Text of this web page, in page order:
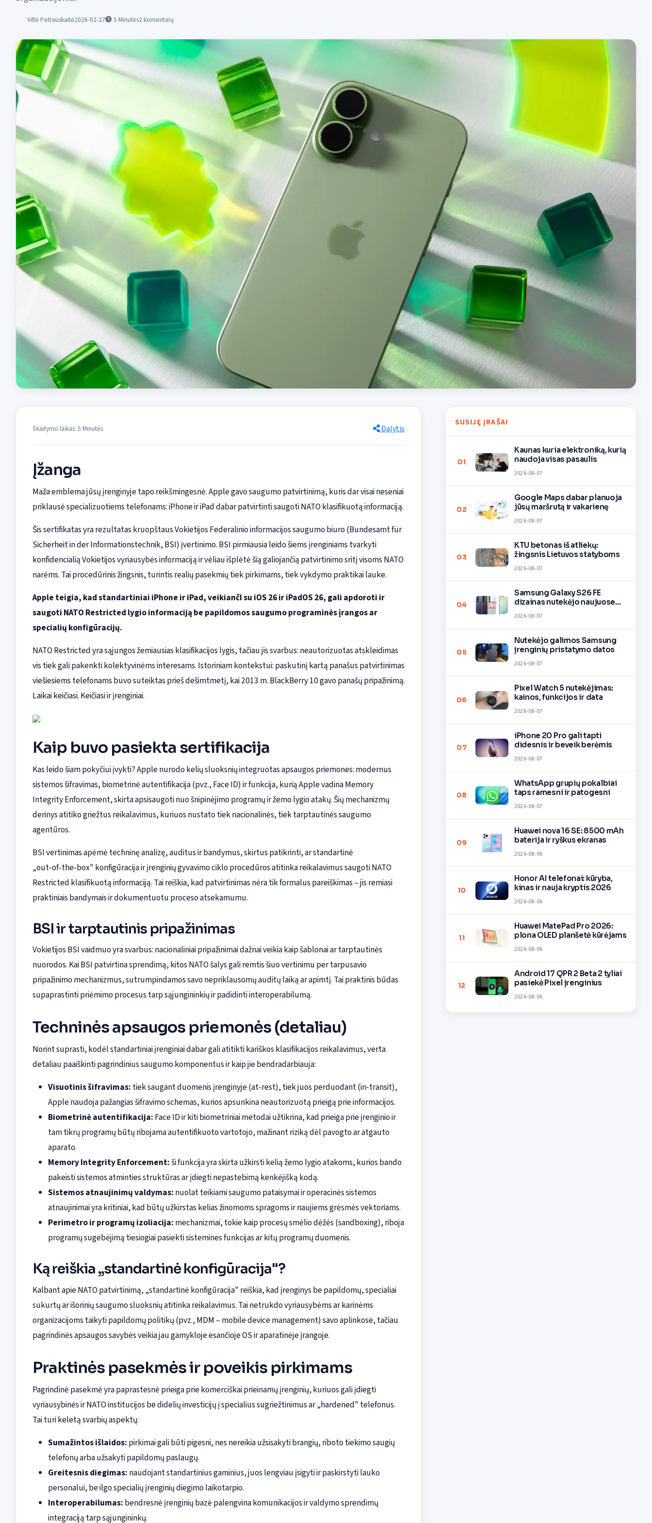
Viltė Petrauskaitė2026-02-27 5 Minutės2 komentarų
Skaitymo laikas: 5 Minutės Dalytis
Įžanga
Maža emblema jūsų įrenginyje tapo reikšmingesnė. Apple gavo saugumo patvirtinimą, kuris dar visai neseniai
priklausė specializuotiems telefonams: iPhone ir iPad dabar patvirtinti saugoti NATO klasifikuotą informaciją.
Šis sertifikatas yra rezultatas kruopštaus Vokietijos Federalinio informacijos saugumo biuro (Bundesamt für
Sicherheit in der Informationstechnik, BSI) įvertinimo. BSI pirmiausia leido šiems įrenginiams tvarkyti
konfidencialią Vokietijos vyriausybės informaciją ir vėliau išplėtė šią galiojančią patvirtinimo sritį visoms NATO
narėms. Tai procedūrinis žingsnis, turintis realių pasekmių tiek pirkimams, tiek vykdymo praktikai lauke.
Apple teigia, kad standartiniai iPhone ir iPad, veikiančI su iOS 26 ir iPadOS 26, gali apdoroti ir
saugoti NATO Restricted lygio informaciją be papildomos saugumo programinės įrangos ar
specialių konfigūracijų.
NATO Restricted yra sąjungos žemiausias klasifikacijos lygis, tačiau jis svarbus: neautorizuotas atskleidimas
vis tiek gali pakenkti kolektyvinėms interesams. Istoriniam kontekstui: paskutinį kartą panašus patvirtinimas
viešiesiems telefonams buvo suteiktas prieš dešimtmetį, kai 2013 m. BlackBerry 10 gavo panašų pripažinimą.
Laikai keičiasi. Keičiasi ir įrenginiai.
Kaip buvo pasiekta sertifikacija
Kas leido šiam pokyčiui įvykti? Apple nurodo kelių sluoksnių integruotas apsaugos priemones: modernus
sistemos šifravimas, biometrinė autentifikacija (pvz., Face ID) ir funkcija, kurią Apple vadina Memory
Integrity Enforcement, skirta apsisaugoti nuo šnipinėjimo programų ir žemo lygio atakų. Šių mechanizmų
derinys atitiko griežtus reikalavimus, kuriuos nustato tiek nacionalinės, tiek tarptautinės saugumo
agentūros.
BSI vertinimas apėmė techninę analizę, auditus ir bandymus, skirtus patikrinti, ar standartinė
„out‑of‑the‑box" konfigūracija ir įrenginių gyvavimo ciklo procedūros atitinka reikalavimus saugoti NATO
Restricted klasifikuotą informaciją. Tai reiškia, kad patvirtinimas nėra tik formalus pareiškimas – jis remiasi
praktiniais bandymais ir dokumentuotu proceso atsekamumu.
BSI ir tarptautinis pripažinimas
Vokietijos BSI vaidmuo yra svarbus: nacionaliniai pripažinimai dažnai veikia kaip šablonai ar tarptautinės
nuorodos. Kai BSI patvirtina sprendimą, kitos NATO šalys gali remtis šiuo vertinimu per tarpusavio
pripažinimo mechanizmus, sutrumpindamos savo nepriklausomų auditų laiką ar apimtį. Tai praktinis būdas
supaprastinti priėmimo procesus tarp sąjungininkių ir padidinti interoperabilumą.
Techninės apsaugos priemonės (detaliau)
Norint suprasti, kodėl standartiniai įrenginiai dabar gali atitikti kariškos klasifikacijos reikalavimus, verta
detaliau paaiškinti pagrindinius saugumo komponentus ir kaip jie bendradarbiauja:
Visuotinis šifravimas: tiek saugant duomenis įrenginyje (at‑rest), tiek juos perduodant (in‑transit),
Apple naudoja pažangias šifravimo schemas, kurios apsunkina neautorizuotą prieigą prie informacijos.
Biometrinė autentifikacija: Face ID ir kiti biometriniai metodai užtikrina, kad prieiga prie įrenginio ir
tam tikrų programų būtų ribojama autentifikuoto vartotojo, mažinant riziką dėl pavogto ar atgauto
aparato.
Memory Integrity Enforcement:ši funkcija yra skirta užkirsti kelią žemo lygio atakoms, kurios bando
pakeisti sistemos atminties struktūras ar įdiegti nepastebimą kenkėjišką kodą.
Sistemos atnaujinimų valdymas: nuolat teikiami saugumo pataisymai ir operacinės sistemos
atnaujinimai yra kritiniai, kad būtų užkirstas kelias žinomoms spragoms ir naujiems grėsmės vektoriams.
Perimetro ir programų izoliacija: mechanizmai, tokie kaip procesų smėlio dėžės (sandboxing), riboja
programų sugebėjimą tiesiogiai pasiekti sistemines funkcijas ar kitų programų duomenis.
Ką reiškia „standartinė konfigūracija"?
Kalbant apie NATO patvirtinimą, „standartinė konfigūracija" reiškia, kad įrenginys be papildomų, specialiai
sukurtų ar išorinių saugumo sluoksnių atitinka reikalavimus. Tai netrukdo vyriausybėms ar karinėms
organizacijoms taikyti papildomų politikų (pvz., MDM – mobile device management) savo aplinkose, tačiau
pagrindinės apsaugos savybės veikia jau gamykloje esančioje OS ir aparatinėje įrangoje.
Praktinės pasekmės ir poveikis pirkimams
Pagrindinė pasekmė yra paprastesnė prieiga prie komerciškai prieinamų įrenginių, kuriuos gali įdiegti
vyriausybinės ir NATO institucijos be didelių investicijų į specialius sugriežtinimus ar „hardened" telefonus.
Tai turi keletą svarbių aspektų:
Sumažintos išlaidos: pirkimai gali būti pigesni, nes nereikia užsisakyti brangių, riboto tiekimo saugių
telefonų arba užsakyti papildomų paslaugų.
Greitesnis diegimas: naudojant standartinius gaminius, juos lengviau įsigyti ir paskirstyti lauko
personalui, be ilgo specialių įrenginių diegimo laikotarpio.
Interoperabilumas: bendresnė įrenginių bazė palengvina komunikacijos ir valdymo sprendimų
integraciją tarp sąjungininkų.
SUSIJĘ ĮRAŠAI
01
Kaunas kuria elektroniką, kurią
naudoja visas pasaulis
2026-08-07
02
Google Maps dabar planuoja
jūsų maršrutą ir vakarienę
2026-08-07
03
KTU betonas iš atliekų:
žingsnis Lietuvos statyboms
2026-08-07
04
Samsung Galaxy S26 FE
dizainas nutekėjo naujuose
2026-08-07
05
Nutekėjo galimos Samsung
įrenginių pristatymo datos
2026-08-07
06
Pixel Watch 5 nutekėjimas:
kainos, funkcijos ir data
2026-08-07
07
iPhone 20 Pro gali tapti
didesnis ir beveik berėmis
2026-08-07
08
WhatsApp grupių pokalbiai
taps ramesni ir patogesni
2026-08-07
09
Huawei nova 16 SE: 8500 mAh
baterija ir ryškus ekranas
2026-08-06
10
Honor AI telefonai: kūryba,
kinas ir nauja kryptis 2026
2026-08-06
11
Huawei MatePad Pro 2026:
plona OLED planšetė kūrėjams
2026-08-06
12
Android 17 QPR 2 Beta 2 tyliai
pasiekė Pixel įrenginius
2026-08-06